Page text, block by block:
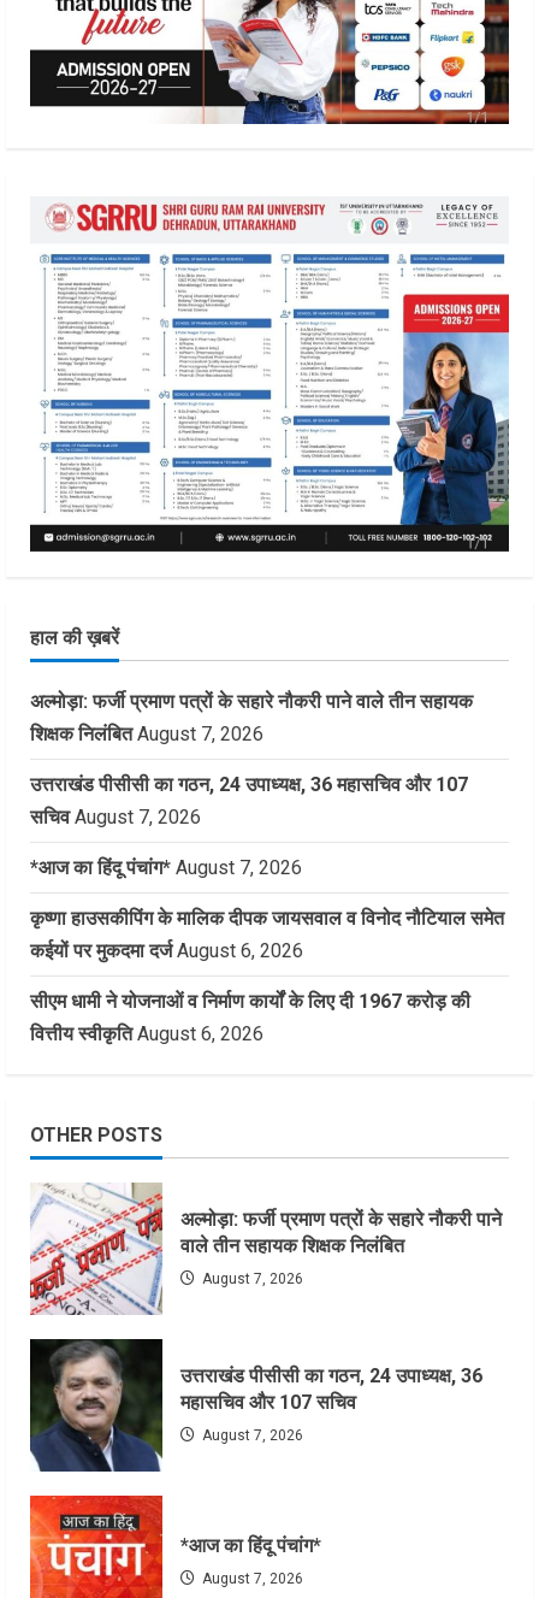
हाल की ख़बरें
अल्मोड़ा: फर्जी प्रमाण पत्रों के सहारे नौकरी पाने वाले तीन सहायक
शिक्षक निलंबित August 7, 2026
उत्तराखंड पीसीसी का गठन, 24 उपाध्यक्ष, 36 महासचिव और 107
सचिव August 7, 2026
*आज का हिंदू पंचांग* August 7, 2026
कृष्णा हाउसकीपिंग के मालिक दीपक जायसवाल व विनोद नौटियाल समेत
कईयों पर मुकदमा दर्ज August 6, 2026
सीएम धामी ने योजनाओं व निर्माण कार्यों के लिए दी 1967 करोड़ की
वित्तीय स्वीकृति August 6, 2026
OTHER POSTS
अल्मोड़ा: फर्जी प्रमाण पत्रों के सहारे नौकरी पाने
वाले तीन सहायक शिक्षक निलंबित
August 7, 2026
उत्तराखंड पीसीसी का गठन, 24 उपाध्यक्ष, 36
महासचिव और 107 सचिव
August 7, 2026
*आज का हिंदू पंचांग*
August 7, 2026